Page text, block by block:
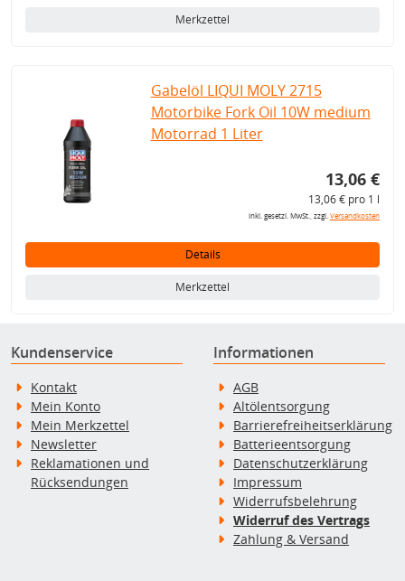
Merkzettel
Gabelöl LIQUI MOLY 2715
Motorbike Fork Oil 10W medium
Motorrad 1 Liter
13,06 €
13,06 € pro 1 l
inkl. gesetzl. MwSt., zzgl.Versandkosten
Details
Merkzettel
Kundenservice
Kontakt
Mein Konto
Mein Merkzettel
Newsletter
Reklamationen und
Rücksendungen
Informationen
AGB
Altölentsorgung
Barrierefreiheitserklärung
Batterieentsorgung
Datenschutzerklärung
Impressum
Widerrufsbelehrung
Widerruf des Vertrags
Zahlung & Versand